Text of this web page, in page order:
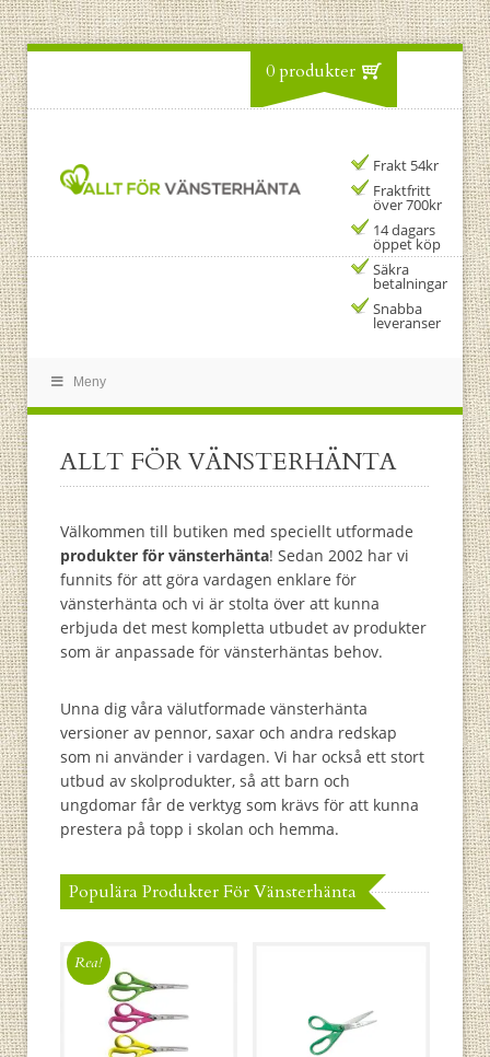
0 produkter
Frakt 54kr
Fraktfritt
över 700kr
14 dagars
öppet köp
Säkra
betalningar
Snabba
leveranser
Meny
ALLT FÖR VÄNSTERHÄNTA
Välkommen till butiken med speciellt utformade
produkter för vänsterhänta! Sedan 2002har vi
funnits för att göra vardagen enklare för
vänsterhänta och vi är stolta över att kunna
erbjuda det mest kompletta utbudet av produkter
som är anpassade för vänsterhäntas behov.
Unna dig våra välutformade vänsterhänta
versioner av pennor, saxar och andra redskap
som ni använder i vardagen. Vi har också ett stort
utbud av skolprodukter, så att barn och
ungdomar får de verktyg som krävs för att kunna
prestera på topp i skolan och hemma.
Populära Produkter För Vänsterhänta
Rea!